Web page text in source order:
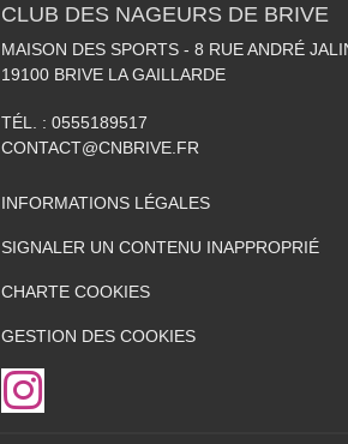
CLUB DES NAGEURS DE BRIVE
MAISON DES SPORTS - 8 RUE ANDRÉ
19100 BRIVE LA GAILLARDE
TÉL. : 0555189517
CONTACT@CNBRIVE.FR
INFORMATIONS LÉGALES
SIGNALER UN CONTENU INAPPROPRIÉ
CHARTE COOKIES
GESTION DES COOKIES